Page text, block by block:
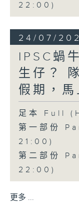
22:00)
24/07/
IPSC蝸
生仔？
假期，馬
足本 Full
第一部份
21:00)
第二部份
22:00)
更多 ...